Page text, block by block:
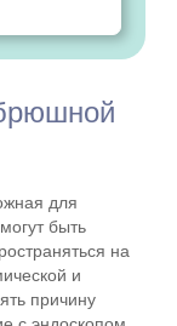
для
быть
на
и
причину